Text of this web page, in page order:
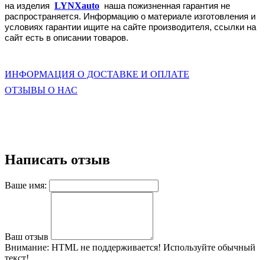
на изделия LYNXauto наша пожизненная гарантия не
распространяется. Информацию о материале изготовления и
условиях гарантии ищите на сайте производителя, ссылки на
сайт есть в описании товаров.
ИНФОРМАЦИЯ О ДОСТАВКЕ И ОПЛАТЕ
ОТЗЫВЫ О НАС
Написать отзыв
Ваше имя:
Ваш отзыв
Внимание: HTML не поддерживается! Используйте обычный
текст!